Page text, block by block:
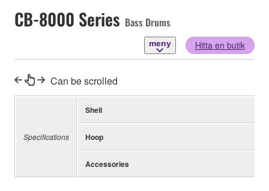
CB-8000 Series Bass Drums
meny Hitta en butik
Can be scrolled
Specifications
Shell
Hoop
Accessories